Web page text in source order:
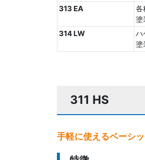
313 EA
各
塗
314 LW
ハ
塗
311 HS
手軽に使えるベーシ